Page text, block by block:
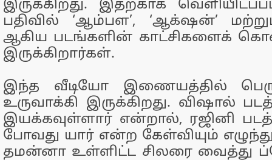
இருக்கிறது. இதற்காக
பதிவில் ‘ஆம்பள’, ‘ஆக்‌ஷன்’
ஆகிய படங்களின் காட்சிகளைக்
இருக்கிறார்கள்.
இந்த வீடியோ இணையத்தில்
உருவாக்கி இருக்கிறது. விஷால்
இயக்கவுள்ளார் என்றால், ரஜினி
போவது யார் என்ற கேள்வியும்
தமன்னா உள்ளிட்ட சிலரை வைத்து